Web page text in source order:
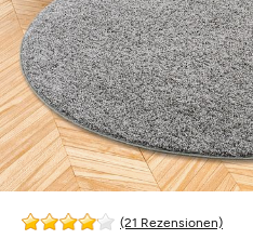
(21 Rezensionen)